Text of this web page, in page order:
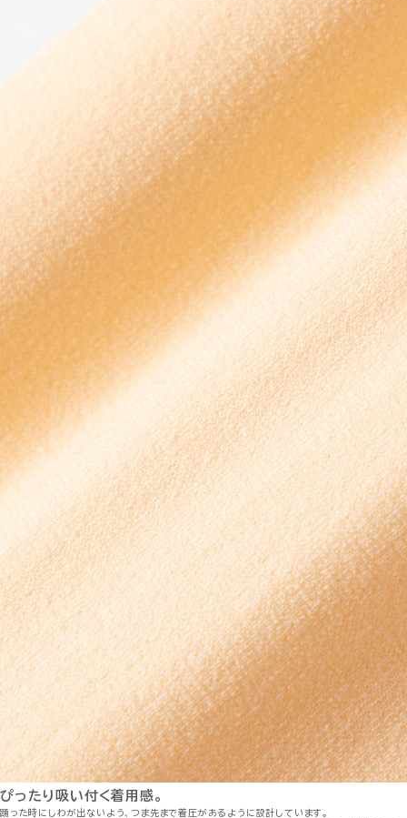
ぴったり吸い付く着用感。
踊った時にしわが出ないよう、つま先まで着圧があるように設計しています。